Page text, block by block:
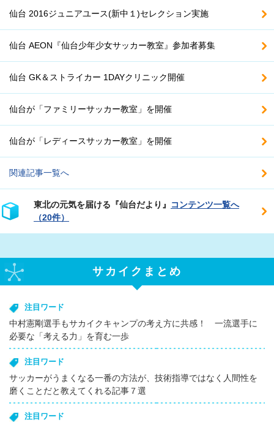
仙台 2016ジュニアユース(新中１)セレクション実施
仙台 AEON『仙台少年少女サッカー教室』参加者募集
仙台 GK＆ストライカー 1DAYクリニック開催
仙台が「ファミリーサッカー教室」を開催
仙台が「レディースサッカー教室」を開催
関連記事一覧へ
東北の元気を届ける『仙台だより』
コンテンツ一覧へ
（20件）
サカイクまとめ
注目ワード
中村憲剛選手もサカイクキャンプの考え方に共感！ 一流選手に
必要な「考える力」を育む一歩
注目ワード
サッカーがうまくなる一番の方法が、技術指導ではなく人間性を
磨くことだと教えてくれる記事７選
注目ワード